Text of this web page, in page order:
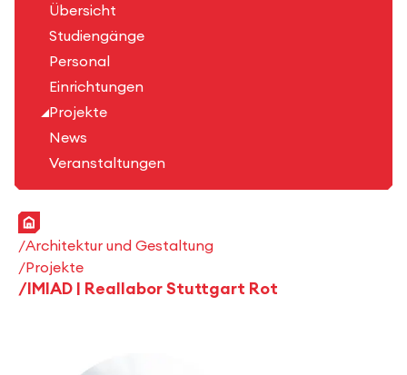
Übersicht
Studiengänge
Personal
Einrichtungen
Projekte
News
Veranstaltungen
Startseite
Architektur und Gestaltung
Projekte
IMIAD | Reallabor Stuttgart Rot